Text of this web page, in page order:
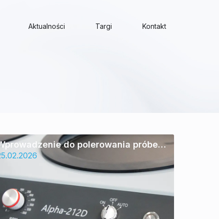
OfertaAktualności Targi Kontakt
do polerowania próbek